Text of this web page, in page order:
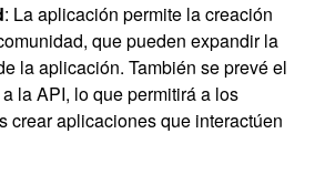
: La aplicación permite la creación
que pueden expandir la
la aplicación. También se prevé el
la API, lo que permitirá a los
crear aplicaciones que interactúen